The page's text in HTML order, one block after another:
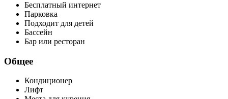
Бесплатный интернет
Парковка
Подходит для детей
Бассейн
Бар или ресторан
Общее
Кондиционер
Лифт